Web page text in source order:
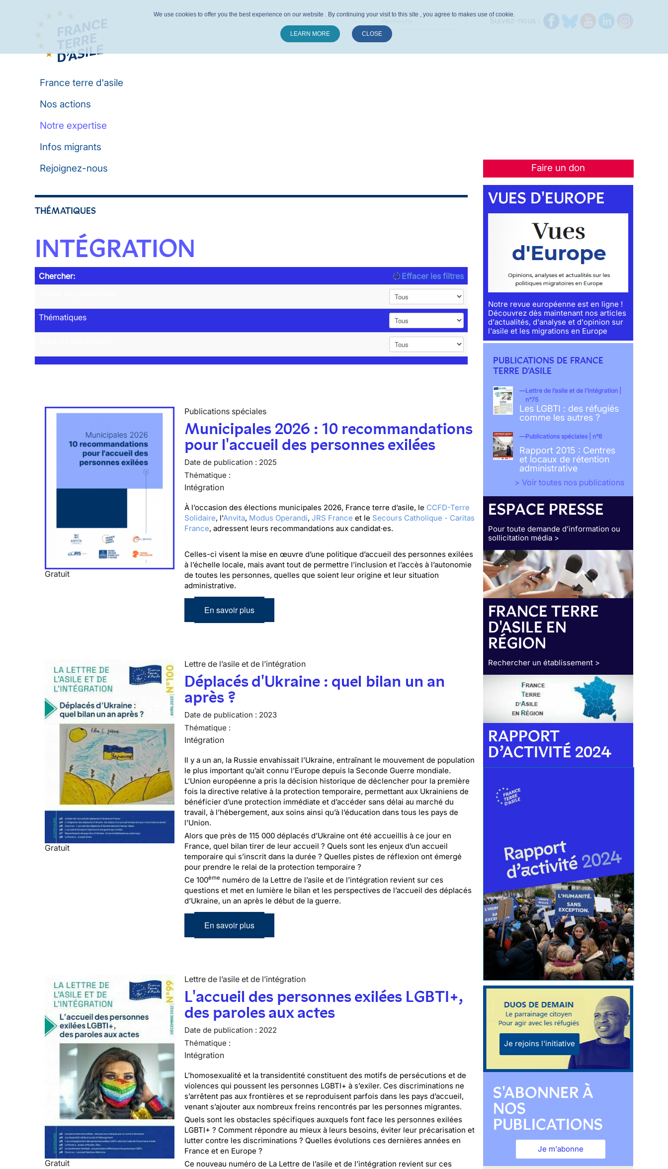
France terre d'asile
Nos actions
Notre expertise
Infos migrants
Faire un don
Rejoignez-nous
THÉMATIQUES
INTÉGRATION
Chercher:
Effacer les filtres
Thématiques
Gratuit
Publications spéciales
Municipales 2026 : 10 recommandations
pour l'accueil des personnes exilées
Date de publication : 2025
Thématique :
Intégration
À l’occasion des élections municipales 2026, France terre d’asile, le CCFD-Terre
Solidaire, l'Anvita, Modus Operandi,JRS France et le Secours Catholique - Caritas
France, adressent leurs recommandations aux candidat·es.
Celles-ci visent la mise en œuvre d’une politique d’accueil des personnes exilées
à l’échelle locale, mais avant tout de permettre l’inclusion et l’accès à l’autonomie
de toutes les personnes, quelles que soient leur origine et leur situation
administrative.
En savoir plus
Gratuit
Lettre de l’asile et de l’intégration
Déplacés d'Ukraine : quel bilan un an
après ?
Date de publication : 2023
Thématique :
Intégration
Il y a un an, la Russie envahissait l’Ukraine, entraînant le mouvement de population
le plus important qu’ait connu l’Europe depuis la Seconde Guerre mondiale.
L’Union européenne a pris la décision historique de déclencher pour la première
fois la directive relative à la protection temporaire, permettant aux Ukrainiens de
bénéficier d’une protection immédiate et d’accéder sans délai au marché du
travail, à l’hébergement, aux soins ainsi qu’à l’éducation dans tous les pays de
l’Union.
Alors que près de 115 000 déplacés d’Ukraine ont été accueillis à ce jour en
France, quel bilan tirer de leur accueil ? Quels sont les enjeux d’un accueil
temporaire qui s’inscrit dans la durée ? Quelles pistes de réflexion ont émergé
pour prendre le relai de la protection temporaire ?
Ce 100ème numéro de la Lettre de l’asile et de l’intégration revient sur ces
questions et met en lumière le bilan et les perspectives de l’accueil des déplacés
d’Ukraine, un an après le début de la guerre.
En savoir plus
Gratuit
Lettre de l’asile et de l’intégration
L'accueil des personnes exilées LGBTI+,
des paroles aux actes
Date de publication : 2022
Thématique :
Intégration
L’homosexualité et la transidentité constituent des motifs de persécutions et de
violences qui poussent les personnes LGBTI+ à s’exiler. Ces discriminations ne
s’arrêtent pas aux frontières et se reproduisent parfois dans les pays d’accueil,
venant s’ajouter aux nombreux freins rencontrés par les personnes migrantes.
Quels sont les obstacles spécifiques auxquels font face les personnes exilées
LGBTI+ ? Comment répondre au mieux à leurs besoins, éviter leur précarisation et
lutter contre les discriminations ? Quelles évolutions ces dernières années en
France et en Europe ?
Ce nouveau numéro de La Lettre de l’asile et de l’intégration revient sur ces
VUES D'EUROPE
Notre revue européenne est en ligne !
Découvrez dès maintenant nos articles
d'actualités, d'analyse et d'opinion sur
l'asile et les migrations en Europe
PUBLICATIONS DE FRANCE
TERRE D'ASILE
Lettre de l’asile et de l’intégration |
n°75
Les LGBTI : des réfugiés
comme les autres ?
Publications spéciales | n°6
Rapport 2015 : Centres
et locaux de rétention
administrative
> Voir toutes nos publications
ESPACE PRESSE
Pour toute demande d’information ou
sollicitation média >
FRANCE TERRE
D'ASILE EN
RÉGION
Rechercher un établissement >
RAPPORT
D’ACTIVITÉ 2024
Je rejoins l'initiative
S'ABONNER À
NOS
PUBLICATIONS
Je m'abonne
We use cookies to offer you the best experience on our website . By continuing your visit to this site , you agree to makes use of cookie.
LEARN MORE CLOSE